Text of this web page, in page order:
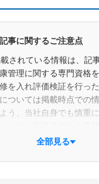
事に関するご注意点
されている情報は、記
管理に関する専門資格
を入れ評価検証を行っ
ついては掲載時点での
う、当社自身でも慎重
性あるいは具体的な成
なく記事の修正・更新・
全部見る